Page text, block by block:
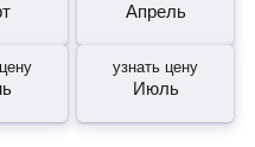
Апрель
узнать цену
Июль